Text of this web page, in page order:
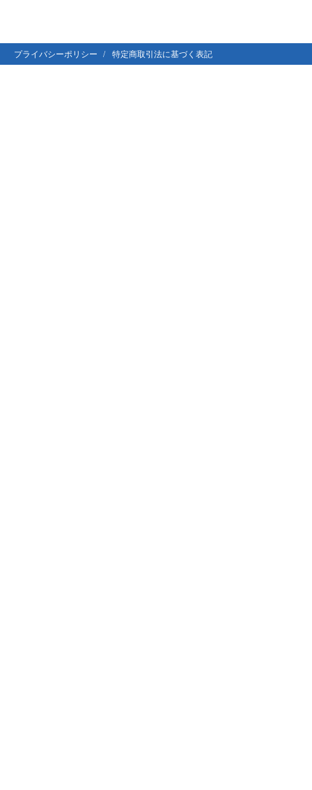
プライバシーポリシー 特定商取引法に基づく表記